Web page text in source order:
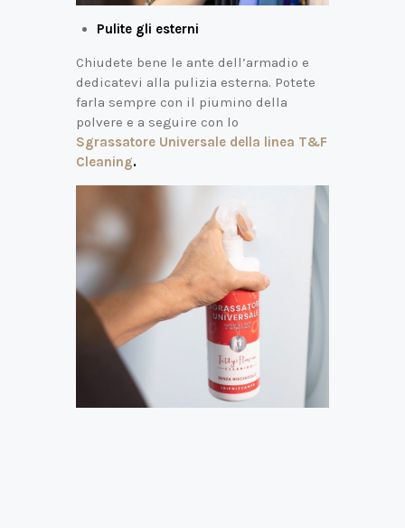
Pulite gli esterni
Chiudete bene le ante dell’armadio e
dedicatevi alla pulizia esterna. Potete
farla sempre con il piumino della
polvere e a seguire con lo
Sgrassatore Universale della linea T&F
Cleaning.